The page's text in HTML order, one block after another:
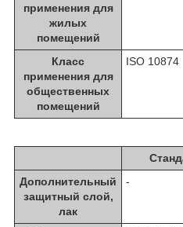
применения для
жилых
помещений
Класс
применения для
общественных
помещений
ISO 10874
Дополнительный
защитный слой,
лак
-